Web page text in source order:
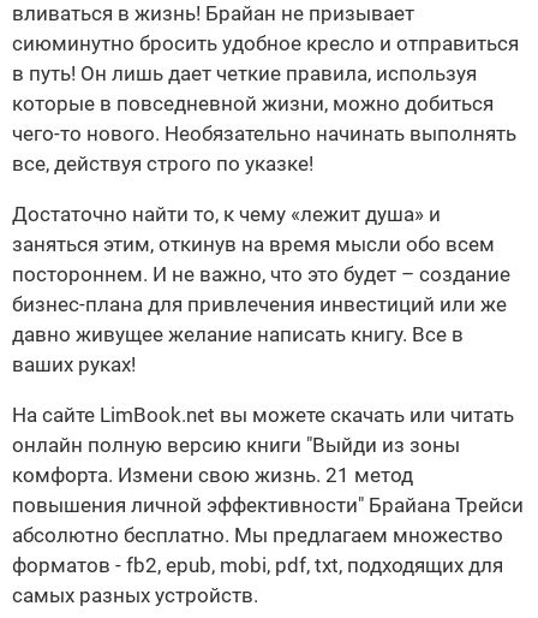
вливаться в жизнь! Брайан не призывает
сиюминутно бросить удобное кресло и отправиться
в путь! Он лишь дает четкие правила, используя
которые в повседневной жизни, можно добиться
чего-то нового. Необязательно начинать выполнять
все, действуя строго по указке!
Достаточно найти то, к чему «лежит душа» и
заняться этим, откинув на время мысли обо всем
постороннем. И не важно, что это будет – создание
бизнес-плана для привлечения инвестиций или же
давно живущее желание написать книгу. Все в
ваших руках!
На сайте LimBook.net вы можете скачать или читать
онлайн полную версию книги "Выйди из зоны
комфорта. Измени свою жизнь. 21 метод
повышения личной эффективности" Брайана Трейси
абсолютно бесплатно. Мы предлагаем множество
форматов - fb2, epub, mobi, pdf, txt, подходящих для
самых разных устройств.